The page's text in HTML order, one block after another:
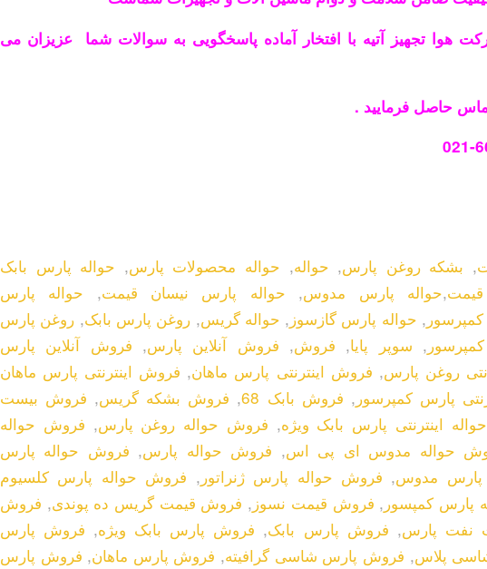
هوا تجهیز آتیه با افتخار آماده پاسخگویی به سوالات شما عزیزان می
حاصل فرمایید .
021-
, بشکه روغن پارس, حواله, حواله محصولات پارس, حواله پارس بابک
,حواله پارس مدوس, حواله پارس نیسان قیمت, حواله پارس
, حواله پارس گازسوز , حواله گریس, روغن پارس بابک, روغن پارس
, سوپر پایا, فروش, فروش آنلاین پارس, فروش آنلاین پارس
روغن پارس, فروش اینترنتی پارس ماهان, فروش اینترنتی پارس ماهان
پارس کمپرسور , فروش بابک 68 , فروش بشکه گریس, فروش بیست
اینترنتی پارس بابک ویژه, فروش حواله روغن پارس, فروش حواله
حواله مدوس ای پی اس, فروش حواله پارس, فروش حواله پارس
پارس مدوس, فروش حواله پارس ژنراتور , فروش حواله پارس کلسیوم
پارس کمپسور , فروش قیمت نسوز , فروش قیمت گریس ده پوندی, فروش
نفت پارس, فروش پارس بابک, فروش پارس بابک ویژه, فروش پارس
پلاس, فروش پارس شاسی گرافیته, فروش پارس ماهان, فروش پارس